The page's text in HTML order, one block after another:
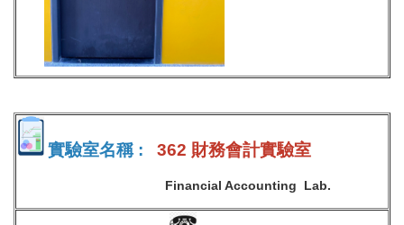
實驗室名稱 : 362 財務會計實驗室
Financial Accounting Lab.